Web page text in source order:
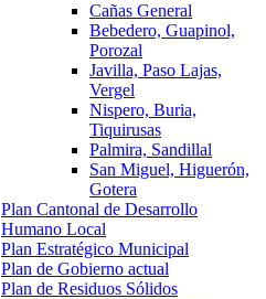
Cañas General
Bebedero, Guapinol,
Porozal
Javilla, Paso Lajas,
Vergel
Nispero, Buria,
Tiquirusas
Palmira, Sandillal
San Miguel, Higuerón,
Gotera
Plan Cantonal de Desarrollo
Humano Local
Plan Estratégico Municipal
Plan de Gobierno actual
Plan de Residuos Sólidos